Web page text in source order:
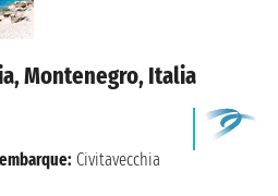
Montenegro, Italia
Civitavecchia